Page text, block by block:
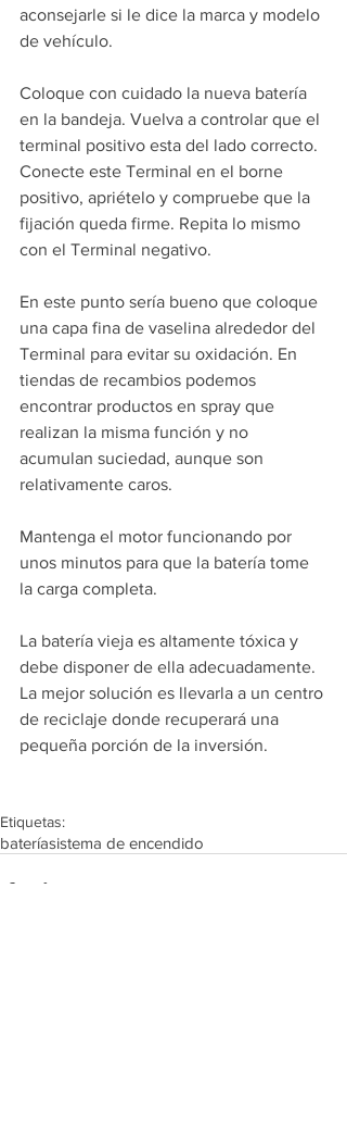
aconsejarle si le dice la marca y modelo
de vehículo.
Coloque con cuidado la nueva batería
en la bandeja. Vuelva a controlar que el
terminal positivo esta del lado correcto.
Conecte este Terminal en el borne
positivo, apriételo y compruebe que la
fijación queda firme. Repita lo mismo
con el Terminal negativo.
En este punto sería bueno que coloque
una capa fina de vaselina alrededor del
Terminal para evitar su oxidación. En
tiendas de recambios podemos
encontrar productos en spray que
realizan la misma función y no
acumulan suciedad, aunque son
relativamente caros.
Mantenga el motor funcionando por
unos minutos para que la batería tome
la carga completa.
La batería vieja es altamente tóxica y
debe disponer de ella adecuadamente.
La mejor solución es llevarla a un centro
de reciclaje donde recuperará una
pequeña porción de la inversión.
Etiquetas:
bateríasistema de encendido